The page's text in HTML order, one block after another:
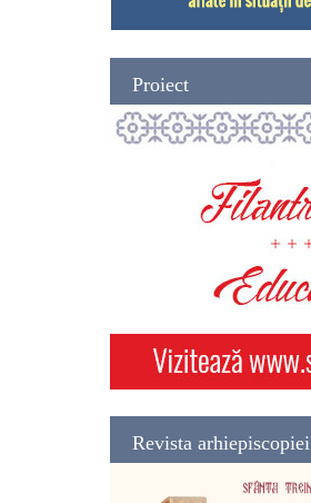
Proiect
Revista arhiepiscopiei